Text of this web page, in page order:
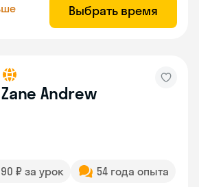
Выбрать время
Zane Andrew
₽ за урок
54 года опыта